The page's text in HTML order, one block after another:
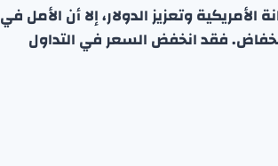
وتعزيز الدولار، إلا أن الأمل في
فقد انخفض السعر في التداول